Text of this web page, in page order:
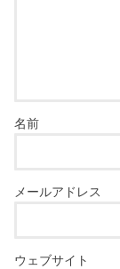
名前
メールアドレス
ウェブサイト